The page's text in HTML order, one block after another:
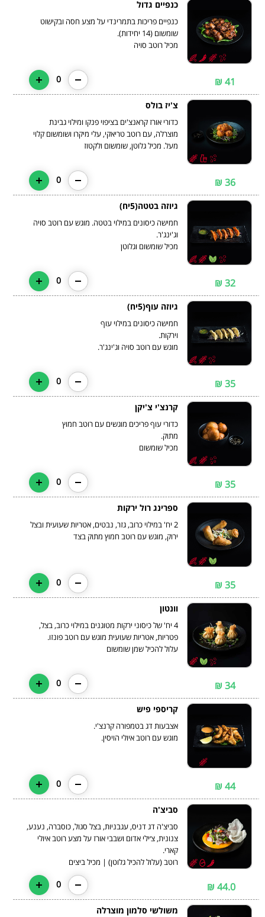
כנפיים גדול
כנפיים פריכות בתמרינדי על מצע חסה ובקישוט
מכיל רוטב סויה
41 ₪
0
צ'יז בולס
כדורי אורז קראנצ'ים בציפוי פנקו ומילוי גבינת
מוצרלה, עם רוטב טריאקי, עלי מיקרו ושומשום קלוי
מעל. מכיל גלוטן, שומשום ולקטוז
36 ₪
0
גיוזה בטטה(5יח)
חמישה כיסונים במילוי בטטה. מוגש עם רוטב סויה
מכיל שומשום וגלוטן
32 ₪
0
גיוזה עוף(5יח)
חמישה כיסונים במילוי עוף
מוגש עם רוטב סויה וג'ינג'ר.
35 ₪
0
קרנצ'י צ'יקן
כדורי עוף פריכים מוגשים עם רוטב חמוץ
מכיל שומשום
35 ₪
0
ספרינג רול ירקות
2 יח' במילוי כרוב, גזר, נבטים, אטריות שעועית ובצל
ירוק, מוגש עם רוטב חמוץ מתוק בצד
35 ₪
0
וונטון
4 יח' של כיסוני ירקות מטוגנים במילוי כרוב, בצל,
עלול להכיל שמן שומשום
34 ₪
0
קריספי פיש
מוגש עם רוטב איולי הויסין.
44 ₪
0
סביצ'ה
סביצ'ה דג דניס, עגבניות, בצל סגול, כוסברה, נענע,
צנונית, צ׳ילי אדום ושבבי אורז על מצע רוטב איולי
רוטב (עלול להכיל גלוטן) | מכיל ביצים
44.0 ₪
0
משולשי סלמון מוצרלה